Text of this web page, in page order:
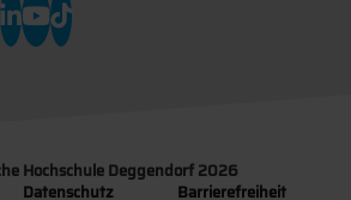
Hochschule Deggendorf 2026
Datenschutz Barrierefreiheit